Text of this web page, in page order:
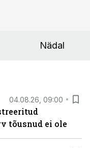
Nädal
04.08.26, 09:00
tõusnud ei ole